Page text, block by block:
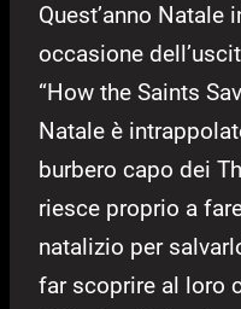
Quest’anno Natale
occasione
“How the Saints
Natale è
burbero capo dei
riesce proprio a
natalizio per
far scoprire al loro